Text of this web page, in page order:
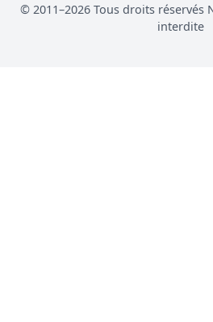
© 2011–2026 Tous droits réservés
interdite